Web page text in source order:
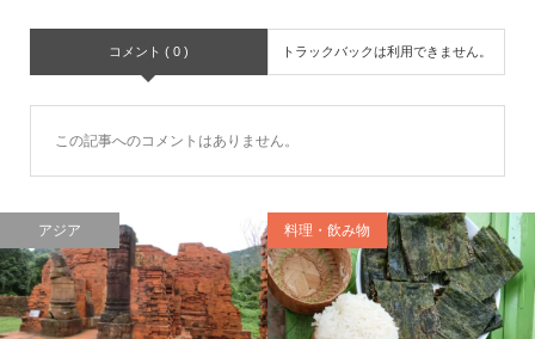
コメント ( 0 ) トラックバックは利用できません。
この記事へのコメントはありません。
アジア 料理・飲み物